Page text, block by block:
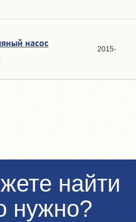
насос
2015-
найти
нужно?